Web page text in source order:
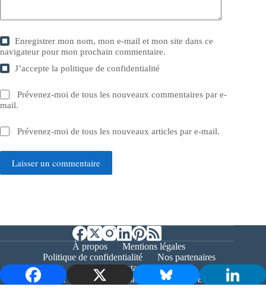
Enregistrer mon nom, mon e-mail et mon site dans ce
navigateur pour mon prochain commentaire.
J’accepte lapolitique de confidentialité
Prévenez-moi de tous les nouveaux commentaires par e-
mail.
Prévenez-moi de tous les nouveaux articles par e-mail.
Laisser un commentaire
À propos
Mentions légales
Politique de confidentialité
Nos partenaires
Contact
Copyright © 2026 - Bernieshoot.fr Journal Web